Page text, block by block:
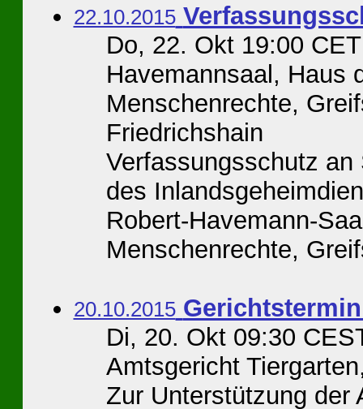
22.10.2015
Do, 22. Okt 19:00
Havemannsaal, Haus
Menschenrechte,
Friedrichshain
Verfassungsschutz
des
Robert-Havemann-
Menschenrechte,
20.10.2015
Di, 20. Okt 09:30
Amtsgericht
Zur Unterstützung der